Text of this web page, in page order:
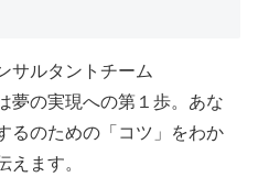
サルタントチーム
夢の実現への第１歩。あな
るのための「コツ」をわか
えます。